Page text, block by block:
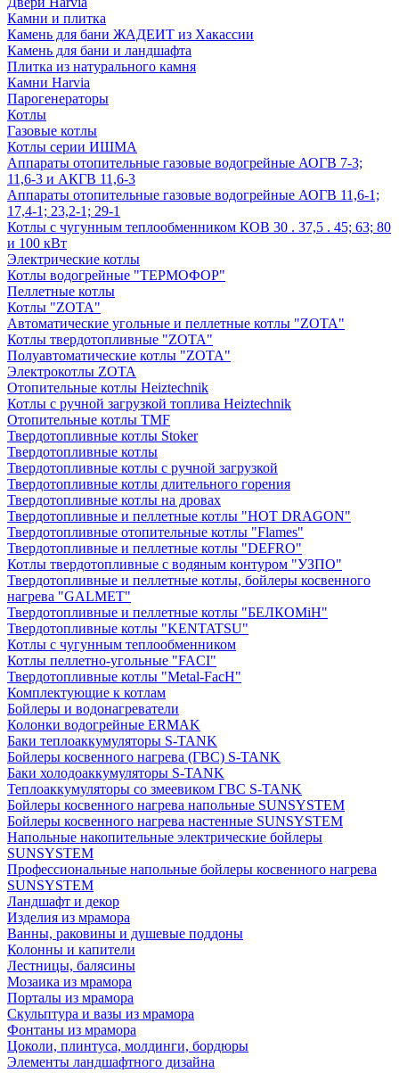
Камни и плитка
Камень для бани ЖАДЕИТ из Хакассии
Камень для бани и ландшафта
Плитка из натурального камня
Камни Harvia
Парогенераторы
Котлы
Газовые котлы
Котлы серии ИШМА
Аппараты отопительные газовые водогрейные АОГВ 7-3;
11,6-3 и АКГВ 11,6-3
Аппараты отопительные газовые водогрейные АОГВ 11,6-1;
17,4-1; 23,2-1; 29-1
Котлы с чугунным теплообменником КОВ 30 . 37,5 . 45; 63; 80
и 100 кВт
Электрические котлы
Котлы водогрейные "ТЕРМОФОР"
Пеллетные котлы
Котлы "ZOTA"
Автоматические угольные и пеллетные котлы "ZOTA"
Котлы твердотопливные "ZOTA"
Полуавтоматические котлы "ZOTA"
Электрокотлы ZOTA
Отопительные котлы Heiztechnik
Котлы с ручной загрузкой топлива Heiztechnik
Отопительные котлы TMF
Твердотопливные котлы Stoker
Твердотопливные котлы
Твердотопливные котлы с ручной загрузкой
Твердотопливные котлы длительного горения
Твердотопливные котлы на дровах
Твердотопливные и пеллетные котлы "HOT DRAGON"
Твердотопливные отопительные котлы "Flames"
Твердотопливные и пеллетные котлы "DEFRO"
Котлы твердотопливные с водяным контуром "УЗПО"
Твердотопливные и пеллетные котлы, бойлеры косвенного
нагрева "GALMET"
Твердотопливные и пеллетные котлы "БЕЛКОМiН"
Твердотопливные котлы "KENTATSU"
Котлы с чугунным теплообменником
Котлы пеллетно-угольные "FACI"
Твердотопливные котлы "Metal-FacH"
Комплектующие к котлам
Бойлеры и водонагреватели
Колонки водогрейные ERMAK
Баки теплоаккумуляторы S-TANK
Бойлеры косвенного нагрева (ГВС) S-TANK
Баки холодоаккумуляторы S-TANK
Теплоаккумуляторы со змеевиком ГВС S-TANK
Бойлеры косвенного нагрева напольные SUNSYSTEM
Бойлеры косвенного нагрева настенные SUNSYSTEM
Напольные накопительные электрические бойлеры
SUNSYSTEM
Профессиональные напольные бойлеры косвенного нагрева
SUNSYSTEM
Ландшафт и декор
Изделия из мрамора
Ванны, раковины и душевые поддоны
Колонны и капители
Лестницы, балясины
Мозаика из мрамора
Порталы из мрамора
Скульптура и вазы из мрамора
Фонтаны из мрамора
Цоколи, плинтуса, молдинги, бордюры
Элементы ландшафтного дизайна